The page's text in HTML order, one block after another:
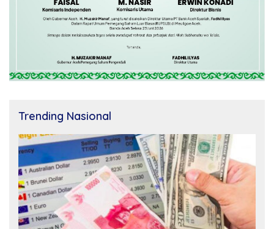
Trending Nasional